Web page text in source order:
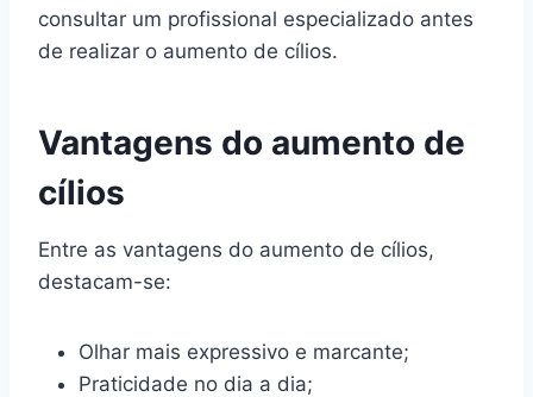
consultar um profissional especializado antes
de realizar o aumento de cílios.
Vantagens do aumento de
cílios
Entre as vantagens do aumento de cílios,
destacam-se:
Olhar mais expressivo e marcante;
Praticidade no dia a dia;